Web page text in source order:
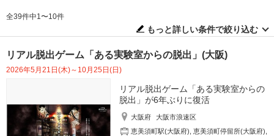
全39件中1〜10件
もっと詳しい条件で絞り込む
リアル脱出ゲーム「ある実験室からの脱出」(大阪)
2026年5月21日(木)～10月25日(日)
リアル脱出ゲーム「ある実験室からの
脱出」が6年ぶりに復活
大阪府
大阪市浪速区
恵美須町駅(大阪府) ,恵美須町停留所(大阪府)